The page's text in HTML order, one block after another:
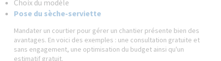
Choix du modèle
Pose du sèche-serviette
Mandater un courtier pour gérer un chantier présente bien des
avantages. En voici des exemples : une consultation gratuite et
sans engagement, une optimisation du budget ainsi qu'un
estimatif gratuit.